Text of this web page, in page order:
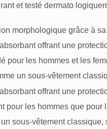
et testé dermato
morphologique grâce à
offrant une
pour les hommes et les
un sous-vêtement
offrant une
pour les hommes que pour
sous-vêtement